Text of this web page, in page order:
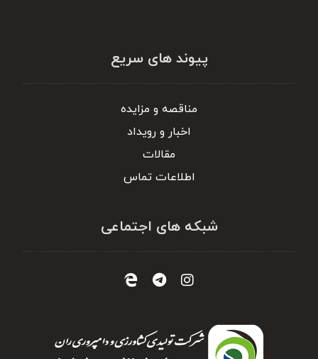
پیوند های سریع
مناقصه و مزایده
اخبار و رویداد
مقالات
اطلاعات تماس
شبکه های اجتماعی